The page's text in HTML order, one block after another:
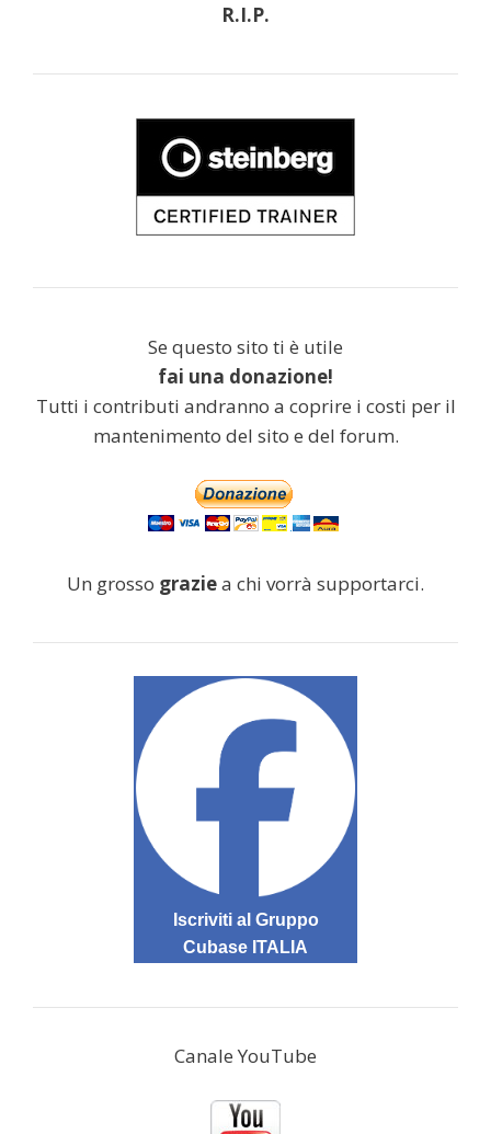
R.I.P.
Se questo sito ti è utile
fai una donazione!
Tutti i contributi andranno a coprire i costi per il
mantenimento del sito e del forum.
Un grosso graziea chi vorrà supportarci.
Iscriviti al Gruppo
Cubase ITALIA
Canale YouTube